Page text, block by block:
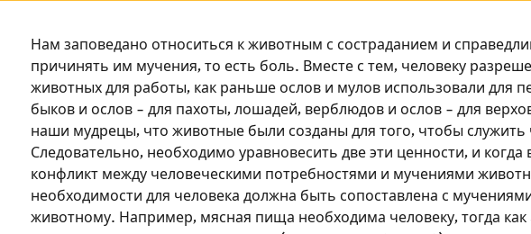
Нам заповедано относиться к животным с состраданием и
причинять им мучения, то есть боль. Вместе с тем, человеку
животных для работы, как раньше ослов и мулов использовали для
быков и ослов – для пахоты, лошадей, верблюдов и ослов – для
наши мудрецы, что животные были созданы для того, чтобы служить
Следовательно, необходимо уравновесить две эти ценности, и когда
конфликт между человеческими потребностями и мучениями
необходимости для человека должна быть сопоставлена ​​с
животному. Например, мясная пища необходима человеку, тогда как